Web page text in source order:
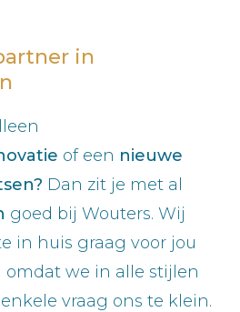
in
of een nieuwe
Dan zit je met al
goed bij Wouters. Wij
in huis graag voor jou
omdat we in alle stijlen
vraag ons te klein.